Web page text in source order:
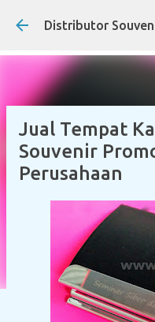
Skip
Jual Tempat
Souvenir
Perusahaan